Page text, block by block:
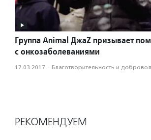
Группа Animal ДжаZ призывает
с онкозаболеваниями
17.03.2017 · Благотвори­тель­ность и
РЕКОМЕНДУЕМ